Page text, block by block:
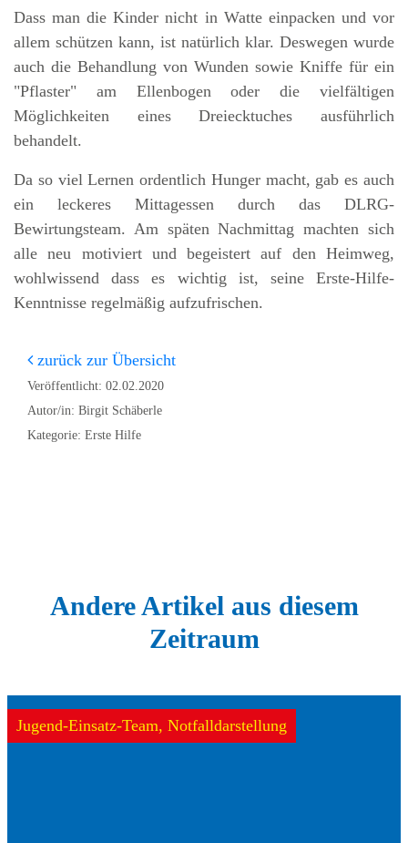
Dass man die Kinder nicht in Watte einpacken und vor
allem schützen kann, ist natürlich klar. Deswegen wurde
auch die Behandlung von Wunden sowie Kniffe für ein
"Pflaster" am Ellenbogen oder die vielfältigen
Möglichkeiten eines Dreiecktuches ausführlich
behandelt.
Da so viel Lernen ordentlich Hunger macht, gab es auch
ein leckeres Mittagessen durch das DLRG-
Bewirtungsteam. Am späten Nachmittag machten sich
alle neu motiviert und begeistert auf den Heimweg,
wohlwissend dass es wichtig ist, seine Erste-Hilfe-
Kenntnisse regelmäßig aufzufrischen.
zurück zur Übersicht
Veröffentlicht: 02.02.2020
Autor/in: Birgit Schäberle
Kategorie: Erste Hilfe
Andere Artikel aus diesem
Zeitraum
Jugend-Einsatz-Team, Notfalldarstellung